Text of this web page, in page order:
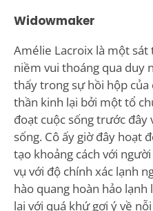
Widowmaker
Amélie Lacroix là một
niềm vui thoáng qua duy
thấy trong sự hồi hộp
thần kinh lại bởi một tổ
đoạt cuộc sống trước
sống. Cô ấy giờ đây hoạt
tạo khoảng cách với
vụ với độ chính xác lạnh
hào quang hoàn hảo
lại với quá khứ gợi ý về